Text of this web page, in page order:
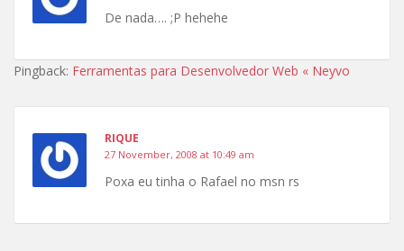
De nada…. ;P hehehe
Pingback: Ferramentas para Desenvolvedor Web « Neyvo
RIQUE
27 November, 2008 at 10:49 am
Poxa eu tinha o Rafael no msn rs